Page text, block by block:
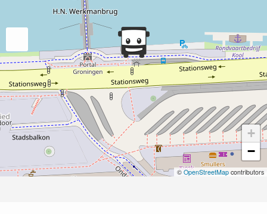
+
−
©OpenStreetMap contributors